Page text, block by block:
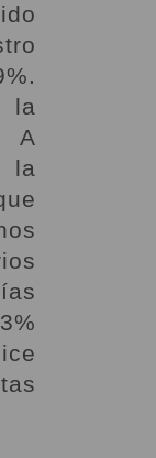
la
A
la